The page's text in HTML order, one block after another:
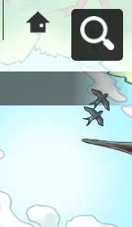
大府市民活動支
援サイト コラビ
アへ戻る